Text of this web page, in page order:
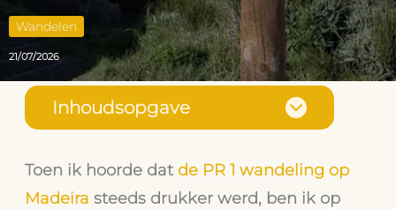
Wandelen
21/07/2026
Inhoudsopgave
Toen ik hoorde dat de PR 1 wandeling op
Madeira steeds drukker werd, ben ik op